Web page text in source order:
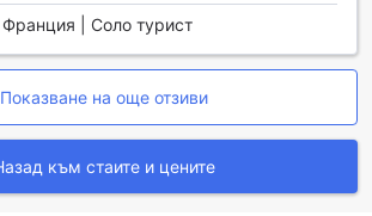
получавате, знаейки, че вашият
за трансфер и такси, което ви
да се придвижвате из града и да
от вас дестинации с минимални
в Trendy Hostel
Франция | Соло турист
Показване на още отзиви
към стаите и цените